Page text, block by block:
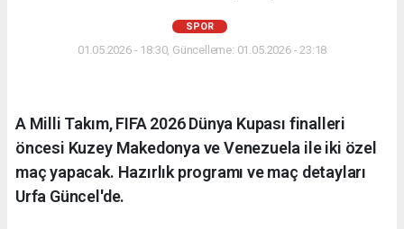
SPOR
01.05.2026 - 18:30, Güncelleme: 01.05.2026 - 23:18
A Milli Takım, FIFA 2026 Dünya Kupası finalleri
öncesi Kuzey Makedonya ve Venezuela ile iki özel
maç yapacak. Hazırlık programı ve maç detayları
Urfa Güncel'de.